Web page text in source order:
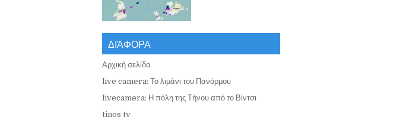
ΔΙΆΦΟΡΑ
Αρχική σελίδα
live camera: Το λιμάνι του Πανόρμου
livecamera: Η πόλη της Τήνου από το Βίντσι
tinos tv